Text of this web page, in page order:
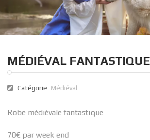
MÉDIÉVAL FANTASTIQUE
Catégorie Médiéval
Robe médiévale fantastique
70€ par week end